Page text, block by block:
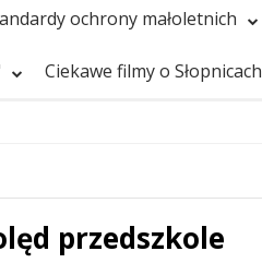
ochrony małoletnich
Ciekawe filmy o Słopnicach
przedszkole